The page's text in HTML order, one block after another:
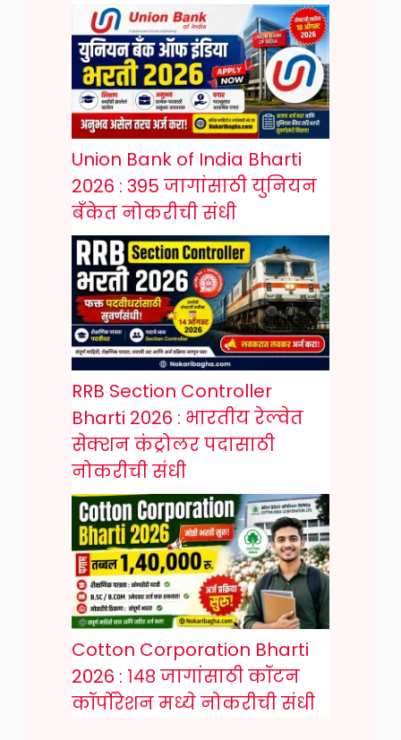
Union Bank of India Bharti
2026 : 395 जागांसाठी युनियन
बँकेत नोकरीची संधी
RRB Section Controller
Bharti 2026 : भारतीय रेल्वेत
सेक्शन कंट्रोलर पदासाठी
नोकरीची संधी
Cotton Corporation Bharti
2026 : १४८ जागांसाठी कॉटन
कॉर्पोरेशन मध्ये नोकरीची संधी